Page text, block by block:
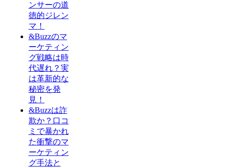
ンサーの道
徳的ジレン
マ！
&Buzzのマ
ーケティン
グ戦略は時
代遅れ？実
は革新的な
秘密を発
見！
&Buzzは詐
欺か？口コ
ミで暴かれ
た衝撃のマ
ーケティン
グ手法と